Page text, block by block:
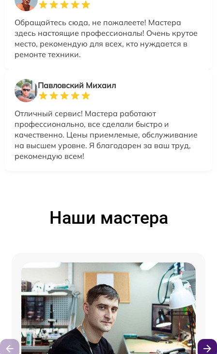
Обращайтесь сюда, не пожалеете! Мастера
здесь настоящие профессионалы! Очень крутое
место, рекомендую для всех, кто нуждается в
ремонте техники.
Павловский Михаил
Отличный сервис! Мастера работают
профессионально, все сделали быстро и
качественно. Цены приемлемые, обслуживание
на высшем уровне. Я благодарен за ваш труд,
рекомендую всем!
Наши мастера